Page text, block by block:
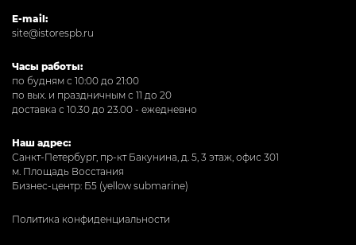
E-mail:
site@istorespb.ru
Часы работы:
по будням с 10:00 до 21:00
по вых. и праздничным с 11 до 20
доставка с 10.30 до 23.00 - ежедневно
Наш адрес:
Санкт-Петербург, пр-кт Бакунина, д. 5, 3 этаж, офис 301
м. Площадь Восстания
Бизнес-центр: Б5 (yellow submarine)
Политика конфиденциальности